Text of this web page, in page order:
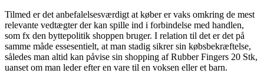
Tilmed er det anbefalelsesværdigt at køber er vaks omkring de mest
relevante vedtægter der kan spille ind i forbindelse med handlen,
som fx den byttepolitik shoppen bruger. I relation til det er det på
samme måde essesentielt, at man stadig sikrer sin købsbekræftelse,
således man altid kan påvise sin shopping af Rubber Fingers 20 Stk,
uanset om man leder efter en vare til en voksen eller et barn.